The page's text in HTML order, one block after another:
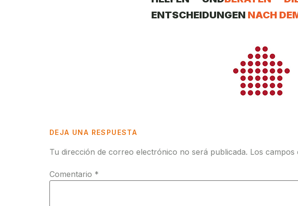
ENTSCHEIDUNGEN NACH
DEJA UNA RESPUESTA
Tu dirección de correo electrónico no será publicada. Los campos
Comentario *